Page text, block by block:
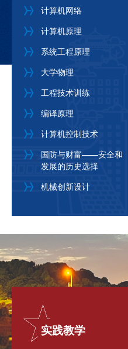
计算机网络
计算机原理
系统工程原理
大学物理
工程技术训练
编译原理
计算机控制技术
国防与财富——安全和
发展的历史选择
机械创新设计
实践教学